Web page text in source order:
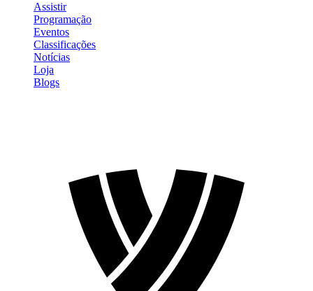
Assistir
Programação
Eventos
Classificações
Notícias
Loja
Blogs